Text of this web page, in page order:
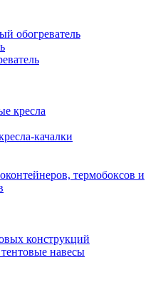
обогреватель
кресла
качалки
термобоксов и
конструкций
навесы